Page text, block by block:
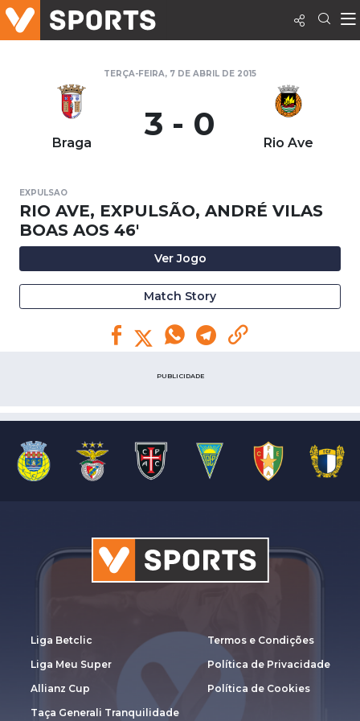
TERÇA-FEIRA, 7 DE ABRIL DE 2015
Braga 3 - 0 Rio Ave
EXPULSAO
RIO AVE, EXPULSÃO, ANDRÉ VILAS
BOAS AOS 46'
Ver Jogo
Match Story
PUBLICIDADE
Liga Betclic
Liga Meu Super
Allianz Cup
Taça Generali Tranquilidade
Termos e Condições
Política de Privacidade
Política de Cookies